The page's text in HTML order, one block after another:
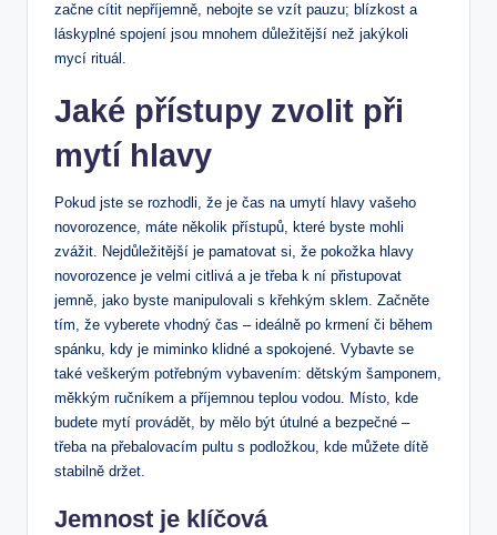
začne cítit nepříjemně, nebojte se vzít pauzu; blízkost a
láskyplné spojení jsou mnohem důležitější než jakýkoli
mycí rituál.
Jaké přístupy zvolit při
mytí hlavy
Pokud jste se rozhodli, že je čas na umytí hlavy vašeho
novorozence, máte několik přístupů, které byste mohli
zvážit. Nejdůležitější je pamatovat si, že pokožka hlavy
novorozence je velmi citlivá a je třeba k ní přistupovat
jemně, jako byste manipulovali s křehkým sklem. Začněte
tím, že vyberete vhodný čas – ideálně po krmení či během
spánku, kdy je miminko klidné a spokojené. Vybavte se
také veškerým potřebným vybavením: dětským šamponem,
měkkým ručníkem a příjemnou teplou vodou. Místo, kde
budete mytí provádět, by mělo být útulné a bezpečné –
třeba na přebalovacím pultu s podložkou, kde můžete dítě
stabilně držet.
Jemnost je klíčová